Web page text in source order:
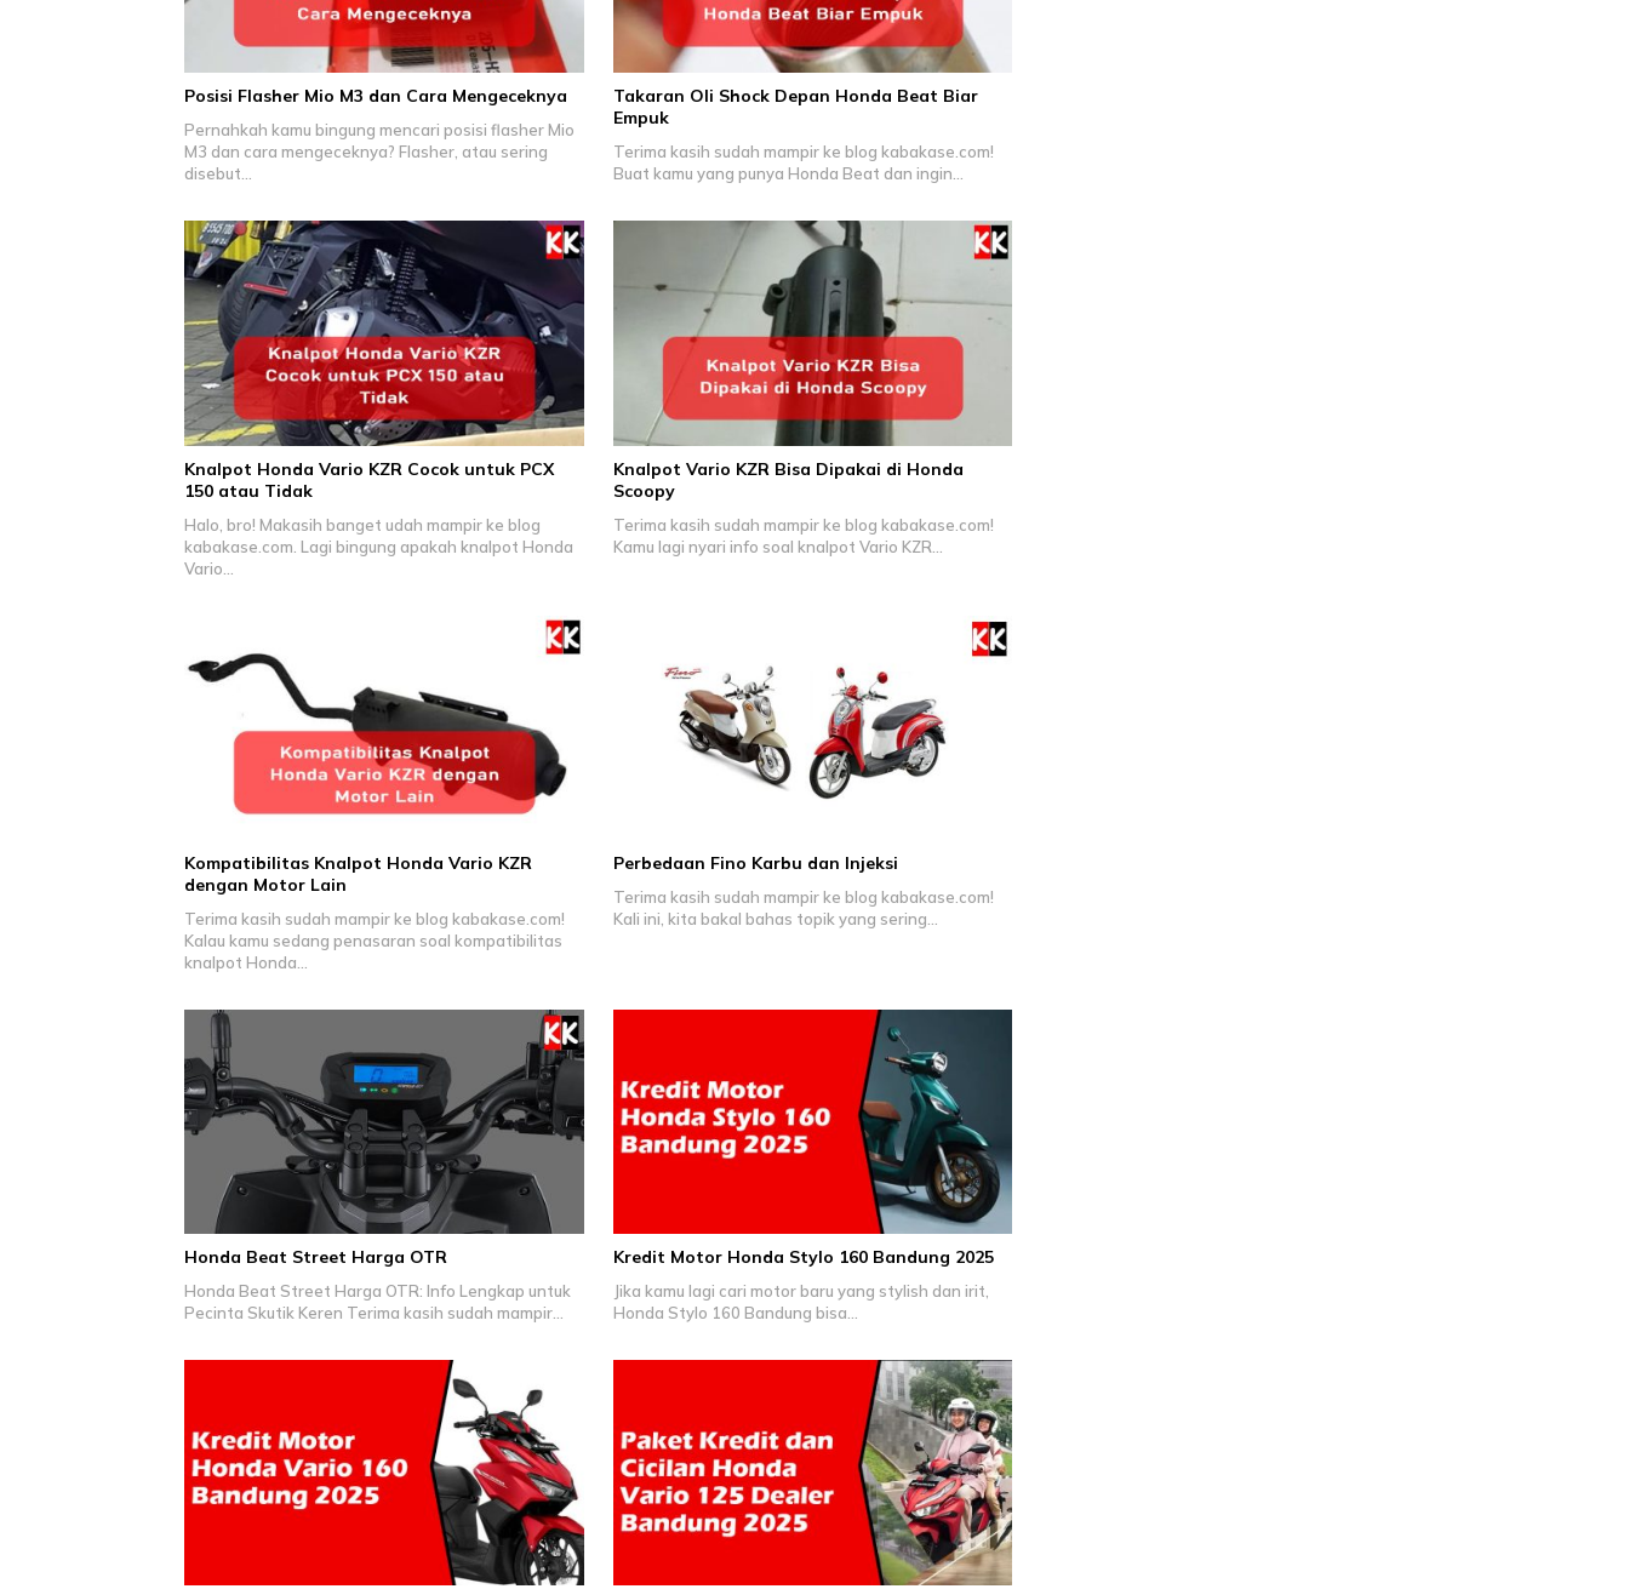
Posisi Flasher Mio M3 dan Cara Mengeceknya
Pernahkah kamu bingung mencari posisi flasher Mio
M3 dan cara mengeceknya? Flasher, atau sering
disebut…
Takaran Oli Shock Depan Honda Beat Biar
Empuk
Terima kasih sudah mampir ke blog kabakase.com!
Buat kamu yang punya Honda Beat dan ingin…
Knalpot Honda Vario KZR Cocok untuk PCX
150 atau Tidak
Halo, bro! Makasih banget udah mampir ke blog
kabakase.com. Lagi bingung apakah knalpot Honda
Vario…
Knalpot Vario KZR Bisa Dipakai di Honda
Scoopy
Terima kasih sudah mampir ke blog kabakase.com!
Kamu lagi nyari info soal knalpot Vario KZR…
Kompatibilitas Knalpot Honda Vario KZR
dengan Motor Lain
Terima kasih sudah mampir ke blog kabakase.com!
Kalau kamu sedang penasaran soal kompatibilitas
knalpot Honda…
Perbedaan Fino Karbu dan Injeksi
Terima kasih sudah mampir ke blog kabakase.com!
Kali ini, kita bakal bahas topik yang sering…
Honda Beat Street Harga OTR
Honda Beat Street Harga OTR: Info Lengkap untuk
Pecinta Skutik Keren Terima kasih sudah mampir…
Kredit Motor Honda Stylo 160 Bandung 2025
Jika kamu lagi cari motor baru yang stylish dan irit,
Honda Stylo 160 Bandung bisa…